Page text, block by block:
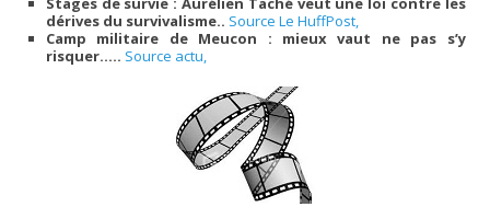
dérives du survivalisme.. Source Le HuffPost,
Camp militaire de Meucon : mieux vaut ne pas s’y
risquer….. Source actu,